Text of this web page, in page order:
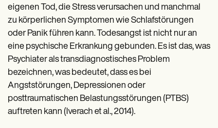
Demos
Training Hub
Webinars
Switch to Carepatron
Become a Partner
Why Carepatron?
Login
Get started
eigenen Tod, die Stress verursachen und manchmal
zu körperlichen Symptomen wie Schlafstörungen
oder Panik führen kann. Todesangst ist nicht nur an
eine psychische Erkrankung gebunden. Es ist das, was
Psychiater als transdiagnostisches Problem
bezeichnen, was bedeutet, dass es bei
Angststörungen, Depressionen oder
posttraumatischen Belastungsstörungen (PTBS)
auftreten kann (Iverach et al., 2014).